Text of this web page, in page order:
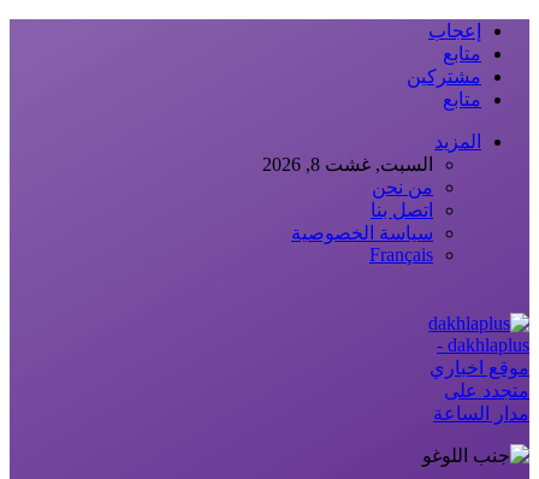
إعجاب
متابع
مشتركين
متابع
المزيد
السبت, غشت 8, 2026
من نحن
اتصل بنا
سياسة الخصوصية
Français
dakhlaplus -
موقع اخباري
متجدد على
مدار الساعة